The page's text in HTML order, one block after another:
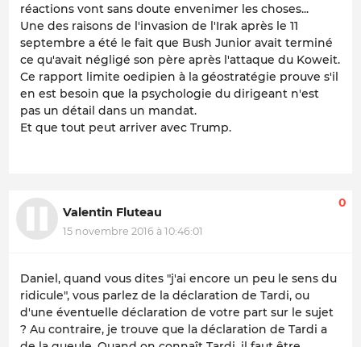
réactions vont sans doute envenimer les choses...
Une des raisons de l'invasion de l'Irak après le 11
septembre a été le fait que Bush Junior avait terminé
ce qu'avait négligé son père après l'attaque du Koweit.
Ce rapport limite oedipien à la géostratégie prouve s'il
en est besoin que la psychologie du dirigeant n'est
pas un détail dans un mandat.
Et que tout peut arriver avec Trump.
Valentin Fluteau
15 novembre 2016 à 10:46:01
0
Daniel, quand vous dites "j'ai encore un peu le sens du
ridicule", vous parlez de la déclaration de Tardi, ou
d'une éventuelle déclaration de votre part sur le sujet
? Au contraire, je trouve que la déclaration de Tardi a